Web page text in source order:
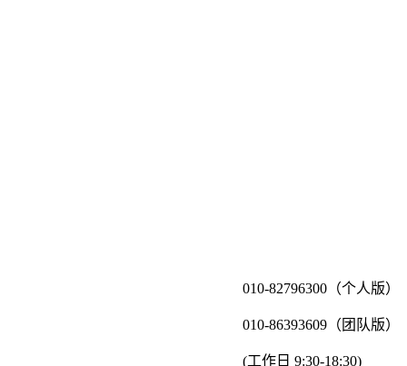
010-82796300（个人版）
010-86393609（团队版）
(工作日 9:30-18:30)